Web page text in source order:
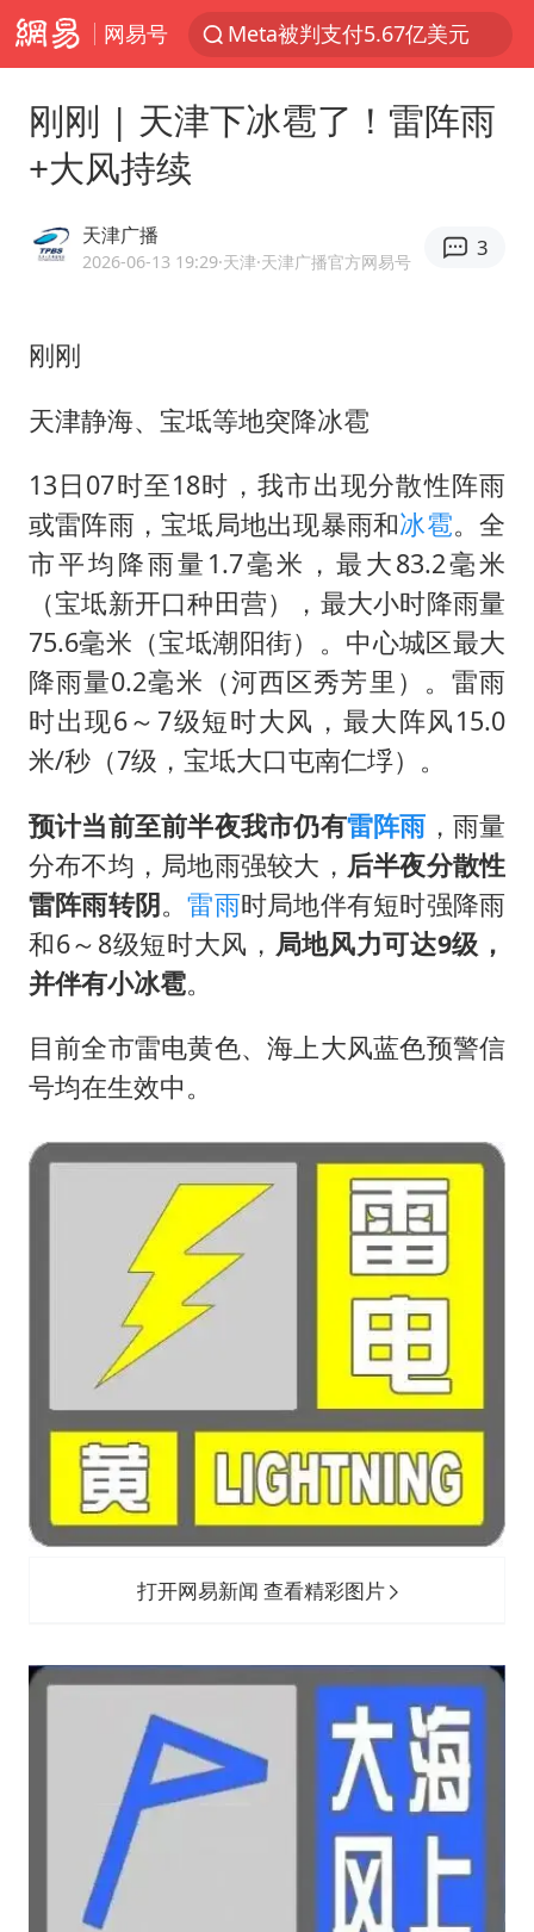
网易号
Meta被判支付5.67亿美元
OpenAI为免费用户升级GPT-5.6 Luna
日本广岛民众举行游行反对政府行径
船舶避风项目停工 多地全力防台风
我国编制完成新版全月地质图
男子结婚8年发现3个女儿均非亲生
消费新图景｜多举措提升消费体验 释放夏日经济活力
奋进开新局 实干挑大梁
刚刚 | 天津下冰雹了！雷阵雨
+大风持续
天津广播
2026-06-13 19:29·天津·天津广播官方网易号
3
刚刚
天津静海、宝坻等地突降冰雹
13日07时至18时，我市出现分散性阵雨
或雷阵雨，宝坻局地出现暴雨和冰雹。全
市平均降雨量1.7毫米，最大83.2毫米
（宝坻新开口种田营），最大小时降雨量
75.6毫米（宝坻潮阳街）。中心城区最大
降雨量0.2毫米（河西区秀芳里）。雷雨
时出现6～7级短时大风，最大阵风15.0
米/秒（7级，宝坻大口屯南仁垺）。
预计当前至前半夜我市仍有雷阵雨 ，雨量
分布不均，局地雨强较大， 后半夜分散性
雷阵雨转阴。雷雨时局地伴有短时强降雨
和6～8级短时大风， 局地风力可达9级，
并伴有小冰雹。
目前全市雷电黄色、海上大风蓝色预警信
号均在生效中。
打开网易新闻 查看精彩图片